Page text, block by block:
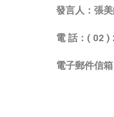
發言人：張
電 話：( 02 )
電子郵件信箱